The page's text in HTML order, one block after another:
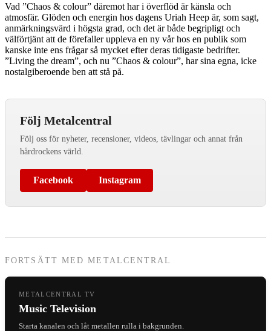
Vad ”Chaos & colour” däremot har i överflöd är känsla och
atmosfär. Glöden och energin hos dagens Uriah Heep är, som sagt,
anmärkningsvärd i högsta grad, och det är både begripligt och
välförtjänt att de förefaller uppleva en ny vår hos en publik som
kanske inte ens frågar så mycket efter deras tidigaste bedrifter.
”Living the dream”, och nu ”Chaos & colour”, har sina egna, icke
nostalgiberoende ben att stå på.
Följ Metalcentral
Följ oss för nyheter, recensioner, videos, tävlingar och annat från
hårdrockens värld.
Facebook Instagram
FORTSÄTT MED METALCENTRAL
METALCENTRAL TV
Music Television
Starta kanalen och låt metallen rulla i bakgrunden.